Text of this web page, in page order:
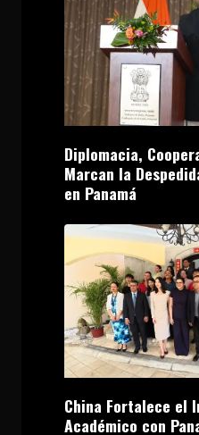
Diplomacia,
Marcan la
en Panamá
China Fortalece el
Académico con